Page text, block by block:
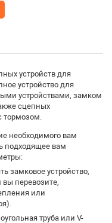
устройств для
устройство для
устройствами, замком
сцепных
тормозом.
необходимого вам
подходящее вам
замковое устройство,
перевозите,
или
труба или V-